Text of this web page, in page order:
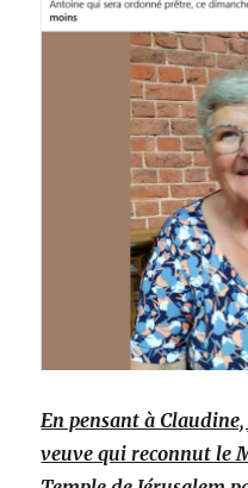
En pensant à
veuve qui reconnut le